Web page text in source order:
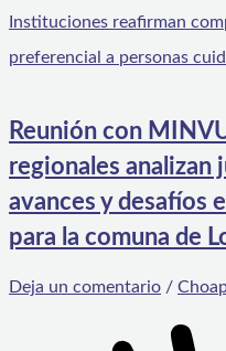
Instituciones reafirman
preferencial a personas
Reunión con
regionales analizan
avances y desafíos
para la comuna de
Deja un comentario /